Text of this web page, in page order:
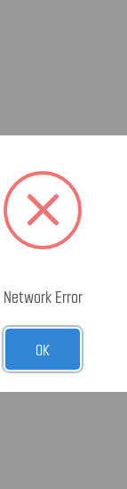
Network Error
OK